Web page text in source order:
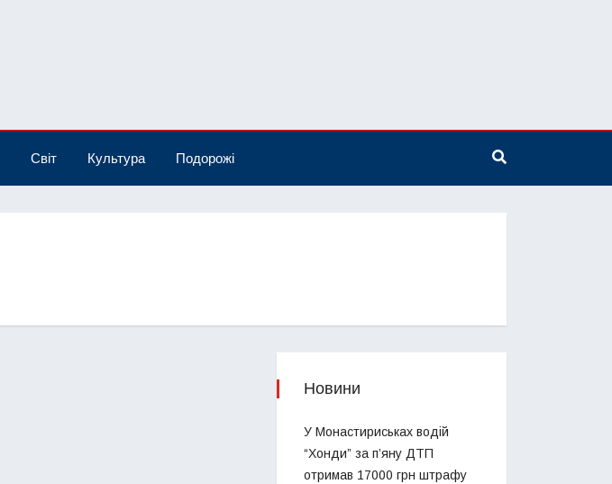
Світ Культура Подорожі
Новини
У Монастириськах водій
“Хонди” за п’яну ДТП
отримав 17000 грн штрафу